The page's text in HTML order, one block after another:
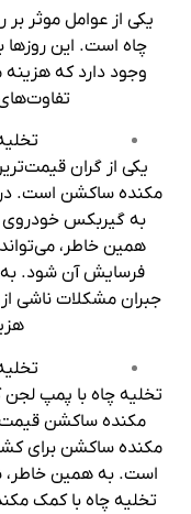
یکی از عوامل موثر
چاه است. این
وجود دارد که
یکی از گران
مکنده ساکشن است.
به گیربکس خودروی
همین خاطر،
فرسایش آن شود.
جبران مشکلات ناشی
مکنده ساکشن قیمت
مکنده ساکشن برای
است. به همین خاطر،
تخلیه چاه با کمک